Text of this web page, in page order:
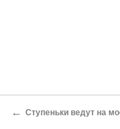
← Ступеньки ведут на